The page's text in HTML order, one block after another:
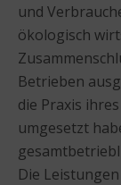
und
ökologisch
Betrieben
die Praxis
umgesetzt
Die